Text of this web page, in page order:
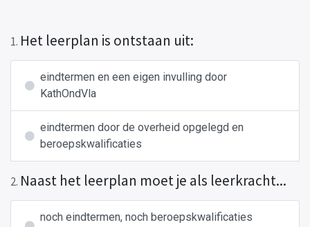
1. Het leerplan is ontstaan uit:
eindtermen en een eigen invulling door
KathOndVla
eindtermen door de overheid opgelegd en
beroepskwalificaties
2. Naast het leerplan moet je als leerkracht...
noch eindtermen, noch beroepskwalificaties